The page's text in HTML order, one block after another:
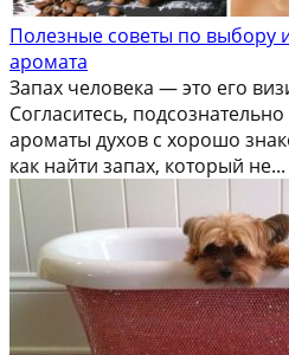
Полезные советы по выбору
аромата
Запах человека — это его
Согласитесь,
ароматы духов с хорошо
как найти запах, который не...